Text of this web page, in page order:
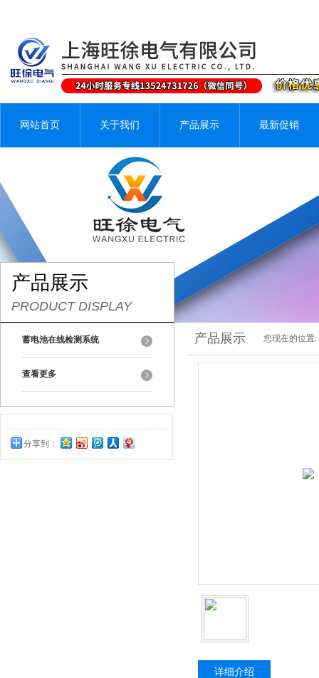
网站首页 关于我们 产品展示 最新促销
产品展示
PRODUCT DISPLAY
蓄电池在线检测系统
查看更多
分享到：
产品展示 您现在的位置:
详细介绍